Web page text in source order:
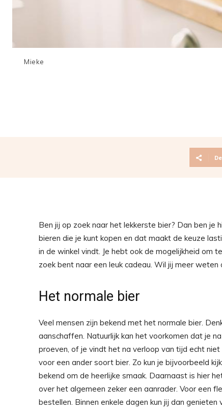
Mieke
Ben jij op zoek naar het lekkerste bier? Dan ben je
bieren die je kunt kopen en dat maakt de keuze
in de winkel vindt. Je hebt ook de mogelijkheid om
zoek bent naar een leuk cadeau. Wil jij meer
Het normale bier
Veel mensen zijn bekend met het normale bier.
aanschaffen. Natuurlijk kan het voorkomen dat je
proeven, of je vindt het na verloop van tijd echt
voor een ander soort bier. Zo kun je bijvoorbeeld
bekend om de heerlijke smaak. Daarnaast is hier
over het algemeen zeker een aanrader. Voor een
bestellen. Binnen enkele dagen kun jij dan